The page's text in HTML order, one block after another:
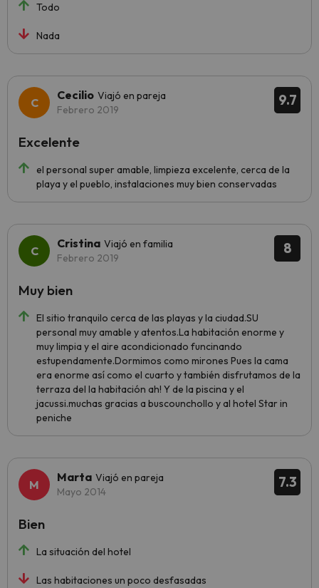
Todo
Nada
9.7
Cecilio Viajó en pareja
Febrero 2019
el personal super amable, limpieza excelente, cerca de la
playa y el pueblo, instalaciones muy bien conservadas
Excelente
8
Cristina Viajó en familia
Febrero 2019
El sitio tranquilo cerca de las playas y la ciudad.SU
personal muy amable y atentos.La habitación enorme y
muy limpia y el aire acondicionado funcinando
estupendamente.Dormimos como mirones Pues la cama
era enorme así como el cuarto y también disfrutamos de la
terraza del la habitación ah! Y de la piscina y el
jacussi.muchas gracias a buscounchollo y al hotel Star in
peniche
Muy bien
7.3
Marta Viajó en pareja
Mayo 2014
La situación del hotel
Las habitaciones un poco desfasadas
Bien